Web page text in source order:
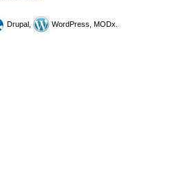
Drupal, WordPress, MODx.